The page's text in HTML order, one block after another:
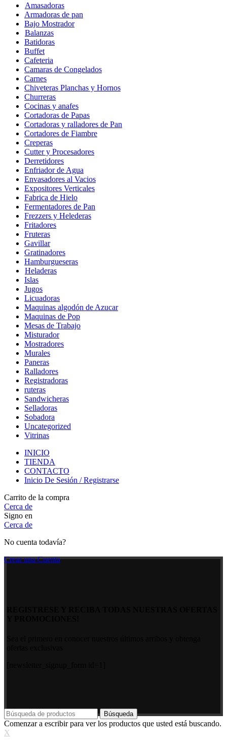
Amasadoras
Armadoras de pan
Bajo Mostrador
Balanzas
Batidoras
Buffet
Cafeteria
Camaras de Congelados
Carnes
Chiveteras Planchas y Hornos
Churreras
Cocinas y anafes
Cortadoras de Papas
Cortadoras y ralladores de Pan
Cortadores de Fiambre
Creperas
Cutter y Procesadores
Derretidores
Enfriador de Agua
Envasadores al Vacios
Expositores Verticales
Fabrica de Hielo
Fermentadores de Pan
Frezzers y Helederas
Fritadores
Fruteras
Gavillar
Gratinadores
Hamburgueseras
Heladeras
Islas
Jugos
Licuadoras
Maquinas algodón de Azucar
Maquinas de Pop
Mesas de Trabajo
Misturador
Mostradores
Murales
Paneras
Ralladores
Registradoras
ruteras
Sandwicheras
Selladoras
Sobadora
Uncategorized
Vitrinas
INICIO
TIENDA
CONTACTO
Inicio De Sesión / Registrarse
Carrito de la compra
Cerca de
Signo en
Cerca de
No cuenta todavía?
Crear una Cuenta
Búsqueda
Comenzar a escribir para ver los productos que usted está buscando.
X